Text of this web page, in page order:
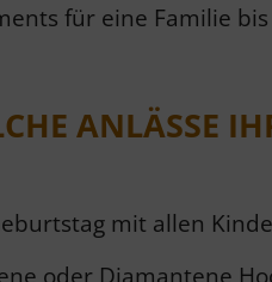
für eine Familie
ANLÄSSE
mit allen
oder Diamantene